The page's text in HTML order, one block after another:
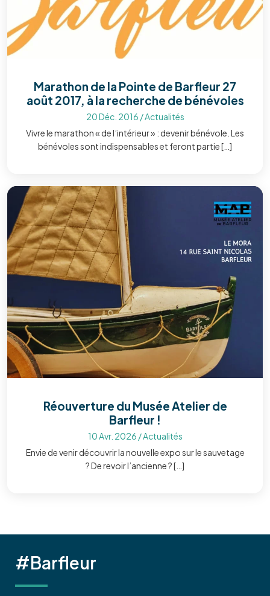
Marathon de la Pointe de Barfleur 27
août 2017, à la recherche de bénévoles
20 Déc. 2016 /Actualités
Vivre le marathon « de l’intérieur » : devenir bénévole. Les
bénévoles sont indispensables et feront partie […]
Réouverture du Musée Atelier de
Barfleur !
10 Avr. 2026 /Actualités
Envie de venir découvrir la nouvelle expo sur le sauvetage
? De revoir l’ancienne ? […]
#Barfleur